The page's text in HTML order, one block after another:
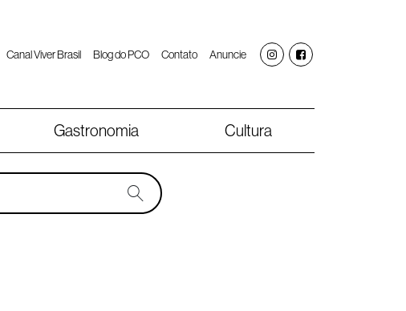
Canal Viver Brasil Blog do PCO Contato Anuncie
Gastronomia Cultura